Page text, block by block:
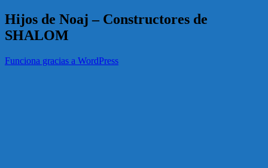
Hijos de Noaj – Constructores de
SHALOM
Funciona gracias a WordPress